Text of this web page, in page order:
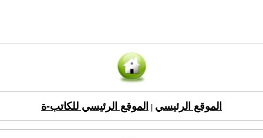
الموقع الرئيسي الموقع الرئيسي للكاتب-ة